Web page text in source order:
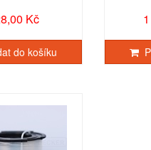
Kč
do košíku